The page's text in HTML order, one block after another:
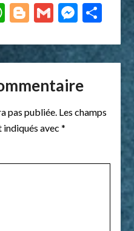
WhatsApp
Blogger
Gmail
pas publiée. Les champs
avec *